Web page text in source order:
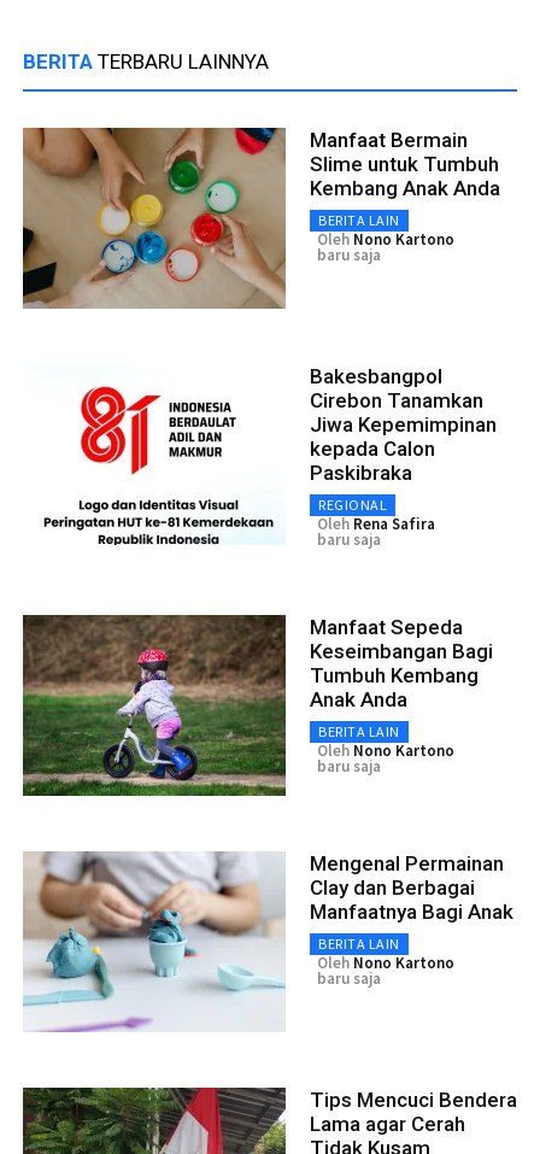
BERITA TERBARU LAINNYA
Manfaat Bermain
Slime untuk Tumbuh
Kembang Anak Anda
BERITA LAIN
Oleh Nono Kartono
baru saja
Bakesbangpol
Cirebon Tanamkan
Jiwa Kepemimpinan
kepada Calon
Paskibraka
REGIONAL
Oleh Rena Safira
baru saja
Manfaat Sepeda
Keseimbangan Bagi
Tumbuh Kembang
Anak Anda
BERITA LAIN
Oleh Nono Kartono
baru saja
Mengenal Permainan
Clay dan Berbagai
Manfaatnya Bagi Anak
BERITA LAIN
Oleh Nono Kartono
baru saja
Tips Mencuci Bendera
Lama agar Cerah
Tidak Kusam